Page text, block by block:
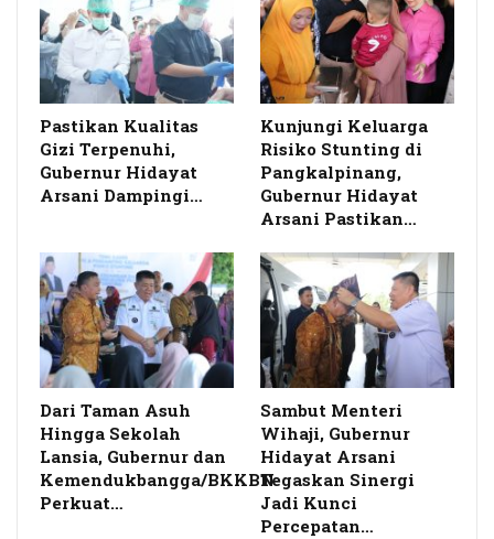
Pastikan Kualitas
Gizi Terpenuhi,
Gubernur Hidayat
Arsani Dampingi…
Kunjungi Keluarga
Risiko Stunting di
Pangkalpinang,
Gubernur Hidayat
Arsani Pastikan…
Dari Taman Asuh
Hingga Sekolah
Lansia, Gubernur dan
Kemendukbangga/BKKBN
Perkuat…
Sambut Menteri
Wihaji, Gubernur
Hidayat Arsani
Tegaskan Sinergi
Jadi Kunci
Percepatan…